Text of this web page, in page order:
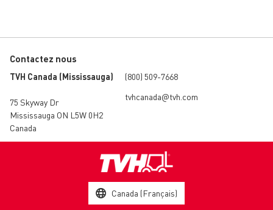
Contactez nous
TVH Canada (Mississauga)
75 Skyway Dr
Mississauga ON L5W 0H2
Canada
(800) 509-7668
tvhcanada@tvh.com
Canada (Français)